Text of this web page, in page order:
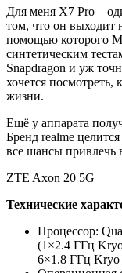
Для меня Х7 Pro –
том, что он выходит
помощью которого
синтетическим
Snapdragon и уж
хочется посмотреть,
жизни.
Ещё у аппарата
Бренд realme
все шансы привлечь
ZTE Axon 20 5G
Технические
Процессор:
(1×2.4 ГГц
6×1.8 ГГц Kryo